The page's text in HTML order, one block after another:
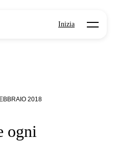
Inizia Open
2018
ogni